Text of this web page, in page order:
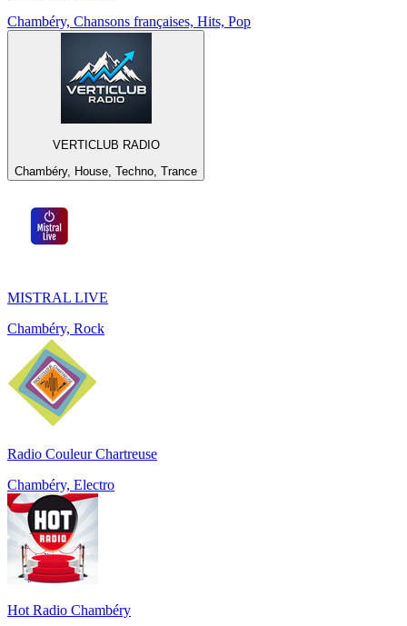
Chambéry, Chansons françaises, Hits, Pop
VERTICLUB RADIO
Chambéry, House, Techno, Trance
MISTRAL LIVE
Chambéry, Rock
Radio Couleur Chartreuse
Chambéry, Electro
Hot Radio Chambéry